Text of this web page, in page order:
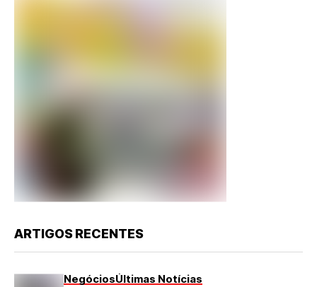
ARTIGOS RECENTES
NegóciosÚltimas Notícias